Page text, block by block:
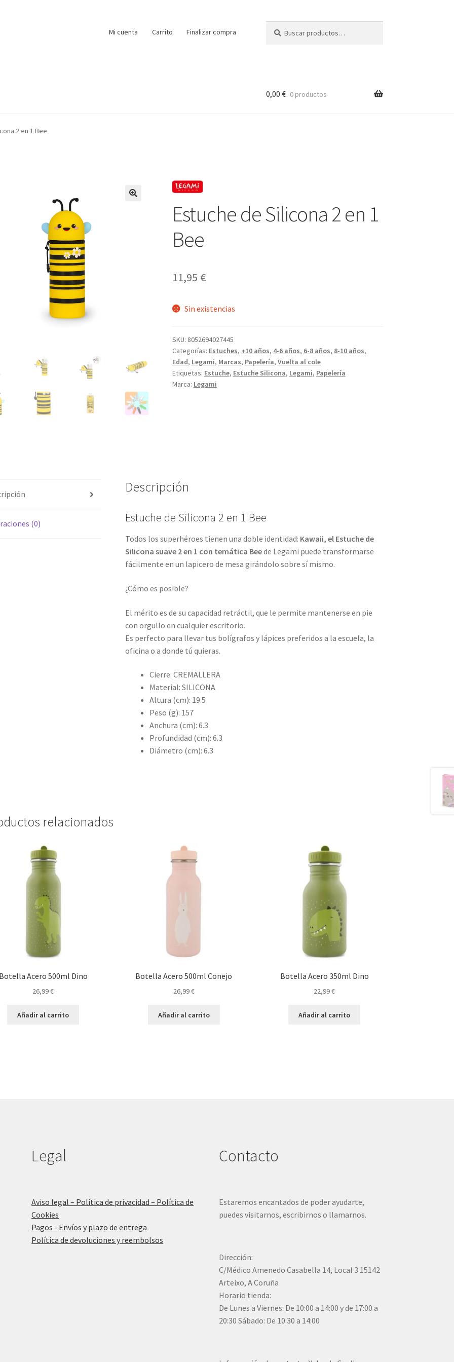
Mi cuenta Carrito Finalizar compra
por:
0,00 € 0 productos
2 en 1 Bee
Estuche de Silicona 2 en 1
Bee
11,95 €
Sin existencias
SKU: 8052694027445
Categorías: Estuches, +10 años, 4-6 años, 6-8 años, 8-10 años,
Edad, Legami, Marcas, Papelería, Vuelta al cole
Etiquetas: Estuche, Estuche Silicona, Legami, Papelería
Marca: Legami
(0)
Descripción
Estuche de Silicona 2 en 1 Bee
Todos los superhéroes tienen una doble identidad: Kawaii, el Estuche de
Silicona suave 2 en 1 con temática Beede Legami puede transformarse
fácilmente en un lapicero de mesa girándolo sobre sí mismo.
¿Cómo es posible?
El mérito es de su capacidad retráctil, que le permite mantenerse en pie
con orgullo en cualquier escritorio.
Es perfecto para llevar tus bolígrafos y lápices preferidos a la escuela, la
oficina o a donde tú quieras.
Cierre: CREMALLERA
Material: SILICONA
Altura (cm): 19.5
Peso (g): 157
Anchura (cm): 6.3
Profundidad (cm): 6.3
Diámetro (cm): 6.3
relacionados
Acero 500ml Dino
26,99€
Añadir al carrito
Botella Acero 500ml Conejo
26,99€
Añadir al carrito
Botella Acero 350ml Dino
22,99€
Añadir al carrito
Legal
Aviso legal – Política de privacidad – Política de
Cookies
Pagos - Envíos y plazo de entrega
Política de devoluciones y reembolsos
Contacto
Estaremos encantados de poder ayudarte,
puedes visitarnos, escribirnos o llamarnos.
Dirección:
C/Médico Amenedo Casabella 14, Local 3 15142
Arteixo, A Coruña
Horario tienda:
De Lunes a Viernes: De 10:00 a 14:00 y de 17:00 a
20:30 Sábado: De 10:30 a 14:00